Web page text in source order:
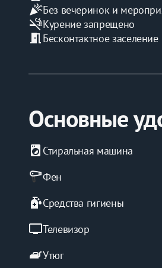
celebrationБез вечеринок и
smoke_freeКурение запрещено
meeting_room Бесконтактное заселение
Основные
local_laundry_service Стиральная машина
Фен
sanitizerСредства гигиены
tvТелевизор
ironУтюг